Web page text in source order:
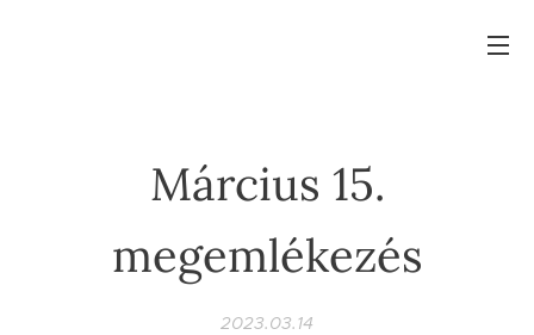
Március 15.
megemlékezés
2023.03.14